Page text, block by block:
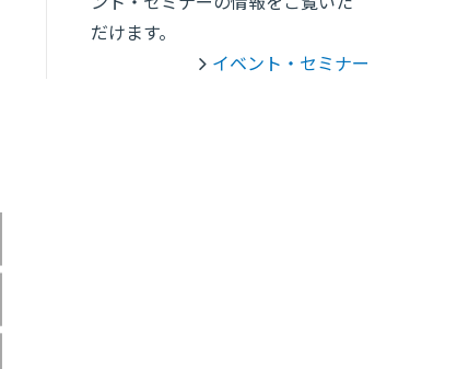
だけます。
イベント・セミナー